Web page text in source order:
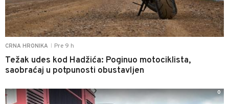
CRNA HRONIKA Pre 9 h
Težak udes kod Hadžića: Poginuo motociklista,
saobraćaj u potpunosti obustavljen
0